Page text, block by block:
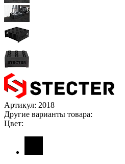
Артикул: 2018
Другие варианты товара:
Цвет: